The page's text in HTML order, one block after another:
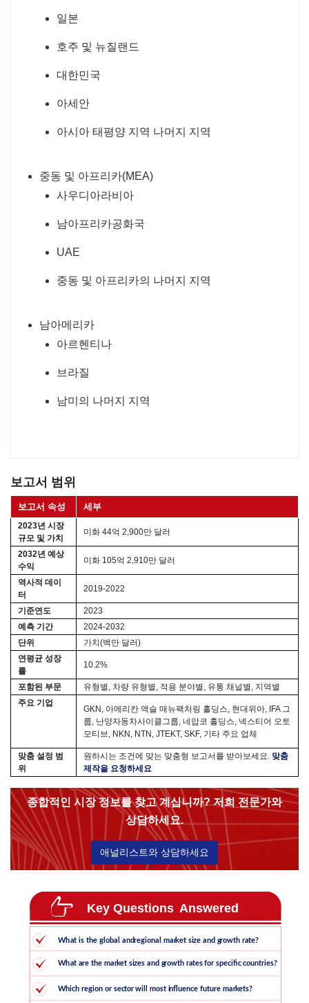
일본
호주 및 뉴질랜드
대한민국
아세안
아시아 태평양 지역 나머지 지역
중동 및 아프리카(MEA)
사우디아라비아
남아프리카공화국
UAE
중동 및 아프리카의 나머지 지역
남아메리카
아르헨티나
브라질
남미의 나머지 지역
보고서 범위
보고서 속성 세부
2023년 시장
규모 및 가치
미화 44억 2,900만 달러
2032년 예상
수익
미화 105억 2,910만 달러
역사적 데이
터
2019-2022
기준연도
2023
예측 기간
2024-2032
단위
가치(백만 달러)
연평균 성장
률
10.2%
포함된 부문
유형별, 차량 유형별, 적용 분야별, 유통 채널별, 지역별
주요 기업
GKN, 아메리칸 액슬 매뉴팩처링 홀딩스, 현대위아, IFA 그
룹, 난양자동차사이클그룹, 네압코 홀딩스, 넥스티어 오토
모티브, NKN, NTN, JTEKT, SKF, 기타 주요 업체
맞춤 설정 범
위
원하시는 조건에 맞는 맞춤형 보고서를 받아보세요. 맞춤
제작을 요청하세요
종합적인 시장 정보를 찾고 계십니까? 저희 전문가와
상담하세요.
애널리스트와 상담하세요